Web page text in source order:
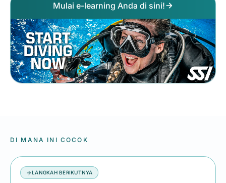
Mulai e-learning Anda di sini!
DI MANA INI COCOK
LANGKAH BERIKUTNYA